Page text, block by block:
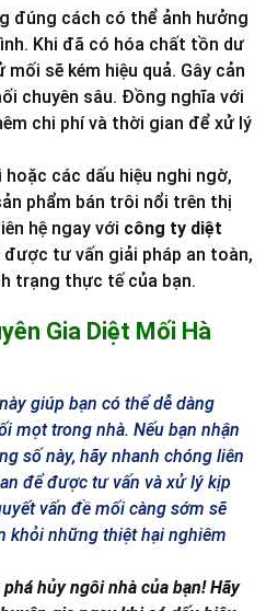
đúng cách có thể ảnh hưởng
Khi đã có hóa chất tồn dư
sẽ kém hiệu quả. Gây cản
chuyên sâu. Đồng nghĩa với
chi phí và thời gian để xử lý
các dấu hiệu nghi ngờ,
phẩm bán trôi nổi trên thị
hệ ngay với công ty diệt
được tư vấn giải pháp an toàn,
trạng thực tế của bạn.
Gia Diệt Mối Hà
giúp bạn có thể dễ dàng
mọt trong nhà. Nếu bạn nhận
số này, hãy nhanh chóng liên
để được tư vấn và xử lý kịp
vấn đề mối càng sớm sẽ
khỏi những thiệt hại nghiêm
hủy ngôi nhà của bạn! Hãy